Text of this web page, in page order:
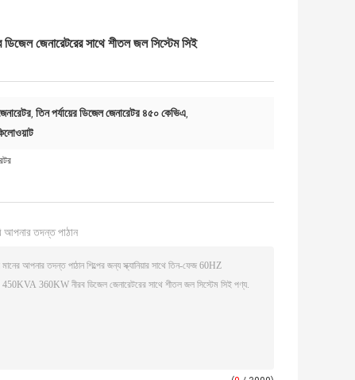
জেনারেটরের সাথে শীতল জল সিস্টেম সিই
, তিন পর্যায়ের ডিজেল জেনারেটর ৪৫০ কেভিএ,
আপনার তদন্ত পাঠান